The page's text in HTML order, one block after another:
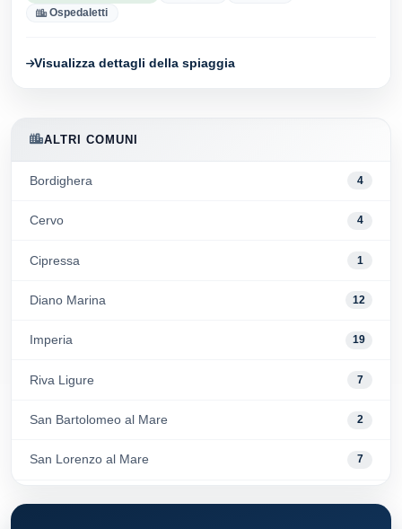
ALTRI COMUNI
Bordighera 4
Cervo 4
Cipressa 1
Diano Marina 12
Imperia 19
Riva Ligure 7
San Bartolomeo al Mare 2
San Lorenzo al Mare 7
Ospedaletti
Visualizza dettagli della spiaggia